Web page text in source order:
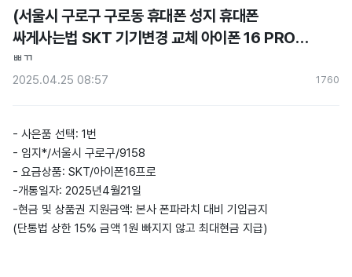
(서울시 구로구 구로동 휴대폰 성지 휴대폰
싸게사는법 SKT 기기변경 교체 아이폰 16 PRO
256GB 화이트 현금지원 아정당 내돈내산 후기)
ㅃㄲ
2025.04.25 08:57
1760
- 사은품 선택: 1번
- 임지*/서울시 구로구/9158
- 요금상품: SKT/아이폰16프로
-개통일자: 2025년4월21일
-현금 및 상품권 지원금액: 본사 폰파라치 대비 기입금지
(단통법 상한 15% 금액 1원 빠지지 않고 최대현금 지급)